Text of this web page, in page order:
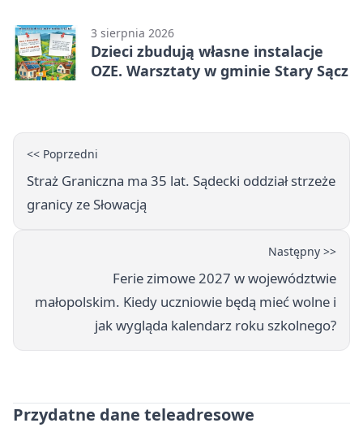
3 sierpnia 2026
Dzieci zbudują własne instalacje
OZE. Warsztaty w gminie Stary Sącz
<< Poprzedni
Straż Graniczna ma 35 lat. Sądecki oddział strzeże
granicy ze Słowacją
Następny >>
Ferie zimowe 2027 w województwie
małopolskim. Kiedy uczniowie będą mieć wolne i
jak wygląda kalendarz roku szkolnego?
Przydatne dane teleadresowe